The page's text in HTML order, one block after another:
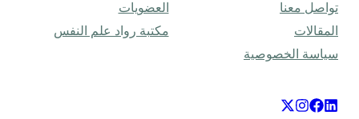
العضويات
مكتبة رواد علم النفس